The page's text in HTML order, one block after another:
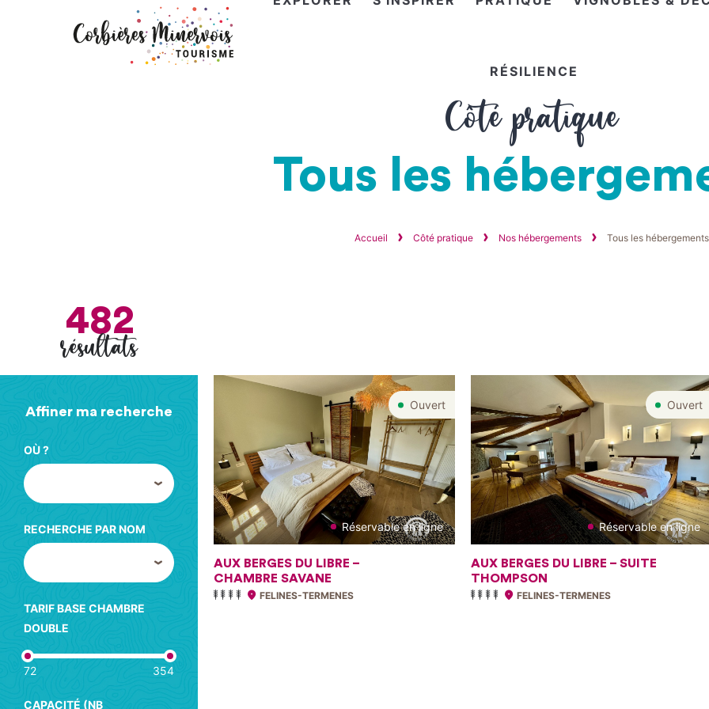
RÉSILIENCE
Côté pratique
Tous les
Accueil Côté pratique Nos hébergements Tous les hébergements
482
résultats
Affiner ma recherche
OÙ ?
RECHERCHE PAR NOM
TARIF BASE CHAMBRE
DOUBLE
72 354
CAPACITÉ (NB
Ouvert
Réservable en ligne
AUX BERGES DU LIBRE –
CHAMBRE SAVANE
FELINES-TERMENES
Ouvert
Réservable en ligne
AUX BERGES DU LIBRE – SUITE
THOMPSON
FELINES-TERMENES